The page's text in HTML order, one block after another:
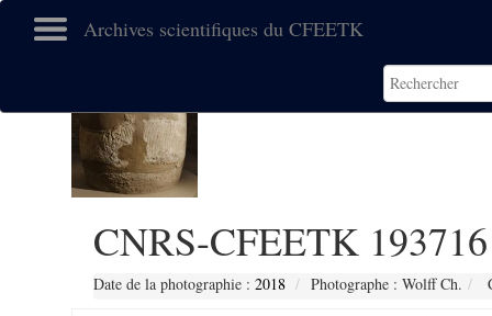
Archives scientifiques du CFEETK
CNRS-CFEETK 193716
Date de la photographie : 2018 Photographe : Wolff Ch.